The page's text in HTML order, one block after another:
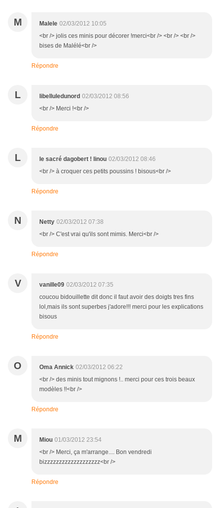
M Malele 02/03/2012 10:05
<br /> jolis ces minis pour décorer !merci<br /> <br /> <br />
bises de Malélé<br />
Répondre
L libelluledunord 02/03/2012 08:56
<br /> Merci !<br />
Répondre
L le sacré dagobert ! linou 02/03/2012 08:46
<br /> à croquer ces petits poussins ! bisous<br />
Répondre
N Netty 02/03/2012 07:38
<br /> C'est vrai qu'ils sont mimis. Merci<br />
Répondre
V vanille09 02/03/2012 07:35
coucou bidouillette dit donc il faut avoir des doigts tres fins
lol,mais ils sont superbes j'adore!!! merci pour les explications
bisous
Répondre
O Oma Annick 02/03/2012 06:22
<br /> des minis tout mignons !.. merci pour ces trois beaux
modèles !!<br />
Répondre
M Miou 01/03/2012 23:54
<br /> Merci, ça m'arrange.... Bon vendredi
bizzzzzzzzzzzzzzzzzzz<br />
Répondre